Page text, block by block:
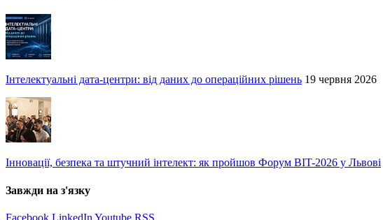
Інтелектуальні дата-центри: від даних до операційних рішень 19 червня 2026
Інновації, безпека та штучний інтелект: як пройшов Форум BIT-2026 у Львові
Завжди на з'язку
Facebook LinkedIn Youtube RSS